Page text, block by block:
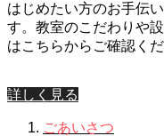
はじめたい方のお手伝
す。教室のこだわりや
はこちらからご確認くだ
詳しく見る
ごあいさつ